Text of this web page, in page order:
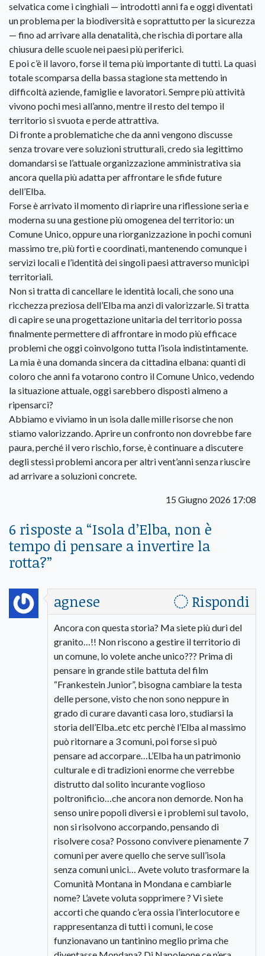
selvatica come i cinghiali — introdotti anni fa e oggi diventati
un problema per la biodiversità e soprattutto per la sicurezza
— fino ad arrivare alla denatalità, che rischia di portare alla
chiusura delle scuole nei paesi più periferici.
E poi c’è il lavoro, forse il tema più importante di tutti. La quasi
totale scomparsa della bassa stagione sta mettendo in
difficoltà aziende, famiglie e lavoratori. Sempre più attività
vivono pochi mesi all’anno, mentre il resto del tempo il
territorio si svuota e perde attrattiva.
Di fronte a problematiche che da anni vengono discusse
senza trovare vere soluzioni strutturali, credo sia legittimo
domandarsi se l’attuale organizzazione amministrativa sia
ancora quella più adatta per affrontare le sfide future
dell’Elba.
Forse è arrivato il momento di riaprire una riflessione seria e
moderna su una gestione più omogenea del territorio: un
Comune Unico, oppure una riorganizzazione in pochi comuni
massimo tre, più forti e coordinati, mantenendo comunque i
servizi locali e l’identità dei singoli paesi attraverso municipi
territoriali.
Non si tratta di cancellare le identità locali, che sono una
ricchezza preziosa dell’Elba ma anzi di valorizzarle. Si tratta
di capire se una progettazione unitaria del territorio possa
finalmente permettere di affrontare in modo più efficace
problemi che oggi coinvolgono tutta l’isola indistintamente.
La mia è una domanda sincera da cittadina elbana: quanti di
coloro che anni fa votarono contro il Comune Unico, vedendo
la situazione attuale, oggi sarebbero disposti almeno a
ripensarci?
Abbiamo e viviamo in un isola dalle mille risorse che non
stiamo valorizzando. Aprire un confronto non dovrebbe fare
paura, perché il vero rischio, forse, è continuare a discutere
degli stessi problemi ancora per altri vent’anni senza riuscire
ad arrivare a soluzioni concrete.
15 Giugno 2026 17:08
6 risposte a “Isola d’Elba, non è
tempo di pensare a invertire la
rotta?”
agnese
Rispondi
Ancora con questa storia? Ma siete più duri del
granito…!! Non riscono a gestire il territorio di
un comune, lo volete anche unico??? Prima di
pensare in grande stile battuta del film
“Frankestein Junior”, bisogna cambiare la testa
delle persone, visto che non sono neppure in
grado di curare davanti casa loro, studiarsi la
storia dell’Elba..etc etc perchè l’Elba al massimo
può ritornare a 3 comuni, poi forse si può
pensare ad accorpare…L’Elba ha un patrimonio
culturale e di tradizioni enorme che verrebbe
distrutto dal solito incurante voglioso
poltronificio…che ancora non demorde. Non ha
senso unire popoli diversi e i problemi sul tavolo,
non si risolvono accorpando, pensando di
risolvere cosa? Possono convivere pienamente 7
comuni per avere quello che serve sull’isola
senza comuni unici… Avete voluto trasformare la
Comunità Montana in Mondana e cambiarle
nome? L’avete voluta sopprimere ? Vi siete
accorti che quando c’era ossia l’interlocutore e
rappresentanza di tutti i comuni, le cose
funzionavano un tantinino meglio prima che